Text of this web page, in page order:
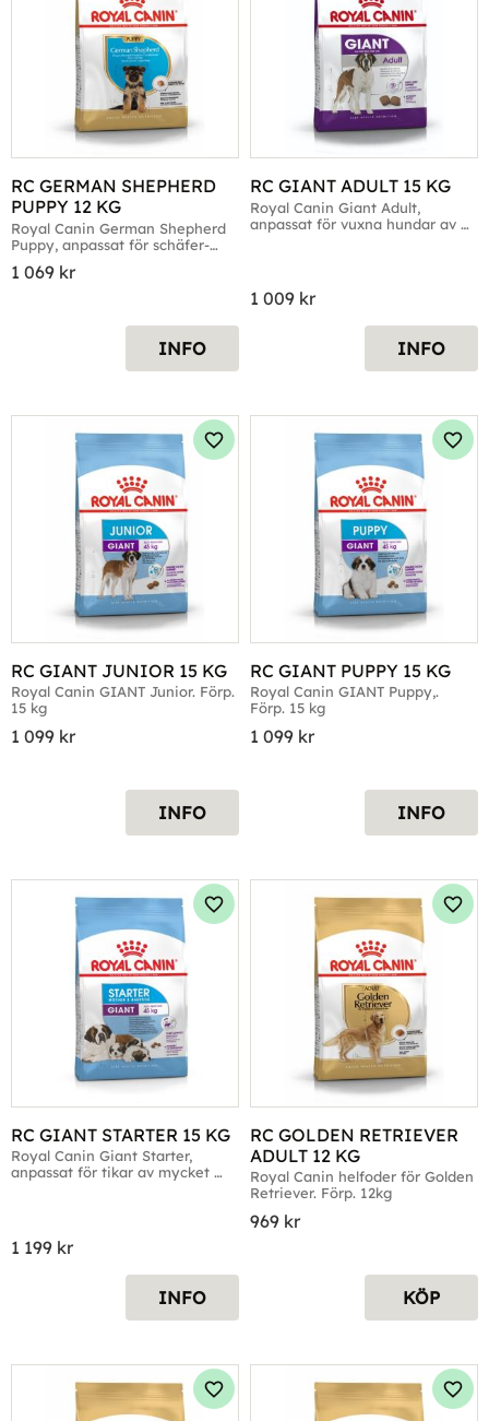
RC GERMAN SHEPHERD
PUPPY 12 KG
Royal Canin German Shepherd
Puppy, anpassat för schäfer-
1 069 kr
INFO
RC GIANT ADULT 15 KG
Royal Canin Giant Adult,
anpassat för vuxna hundar av
1 009 kr
INFO
RC GIANT JUNIOR 15 KG
Royal Canin GIANT Junior. Förp.
15 kg
1 099 kr
Lägg till i favoriter
INFO
RC GIANT PUPPY 15 KG
Royal Canin GIANT Puppy,.
Förp. 15 kg
1 099 kr
INFO
RC GIANT STARTER 15 KG
Royal Canin Giant Starter,
anpassat för tikar av mycket
1 199 kr
Lägg till i favoriter
INFO
RC GOLDEN RETRIEVER
ADULT 12 KG
Royal Canin helfoder för Golden
Retriever. Förp. 12kg
969 kr
KÖP
Lägg till i favoriter